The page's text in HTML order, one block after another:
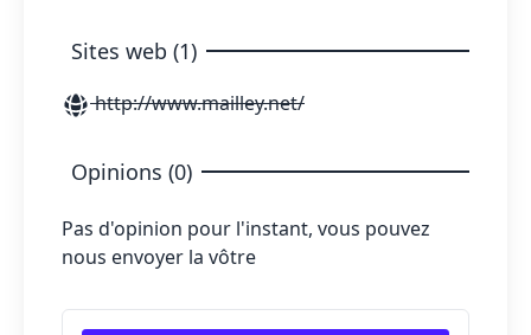
Sites web (1)
http://www.mailley.net/
Opinions (0)
Pas d'opinion pour l'instant, vous pouvez
nous envoyer la vôtre